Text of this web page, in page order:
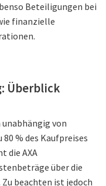
Beteiligungen bei
finanzielle
Überblick
von
% des Kaufpreises
die AXA
über die
Zu beachten ist jedoch